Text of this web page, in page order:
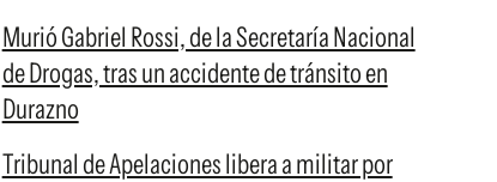
Murió Gabriel Rossi, de la Secretaría Nacional
de Drogas, tras un accidente de tránsito en
Durazno
Tribunal de Apelaciones libera a militar por